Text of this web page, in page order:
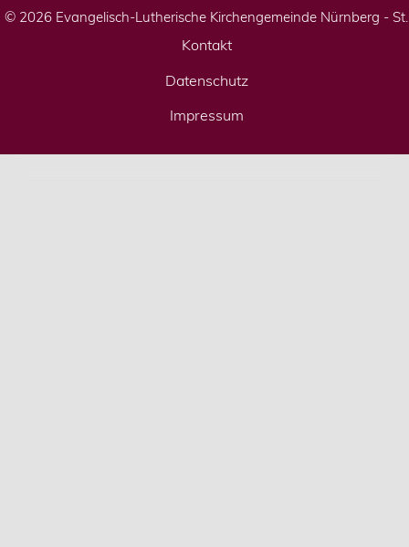
© 2026 Evangelisch-Lutherische Kirchengemeinde Nürnberg -
Kontakt
Datenschutz
Impressum